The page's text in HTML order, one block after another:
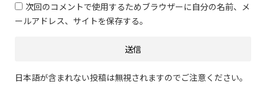
次回のコメントで使用するためブラウザーに自分の名前、メ
ールアドレス、サイトを保存する。
日本語が含まれない投稿は無視されますのでご注意ください。